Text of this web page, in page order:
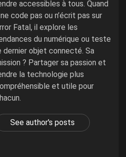
accessibles à tous. Quand
code pas ou n’écrit pas sur
Fatal, il explore les
du numérique ou teste
dernier objet connecté. Sa
? Partager sa passion et
la technologie plus
et utile pour
See author's posts